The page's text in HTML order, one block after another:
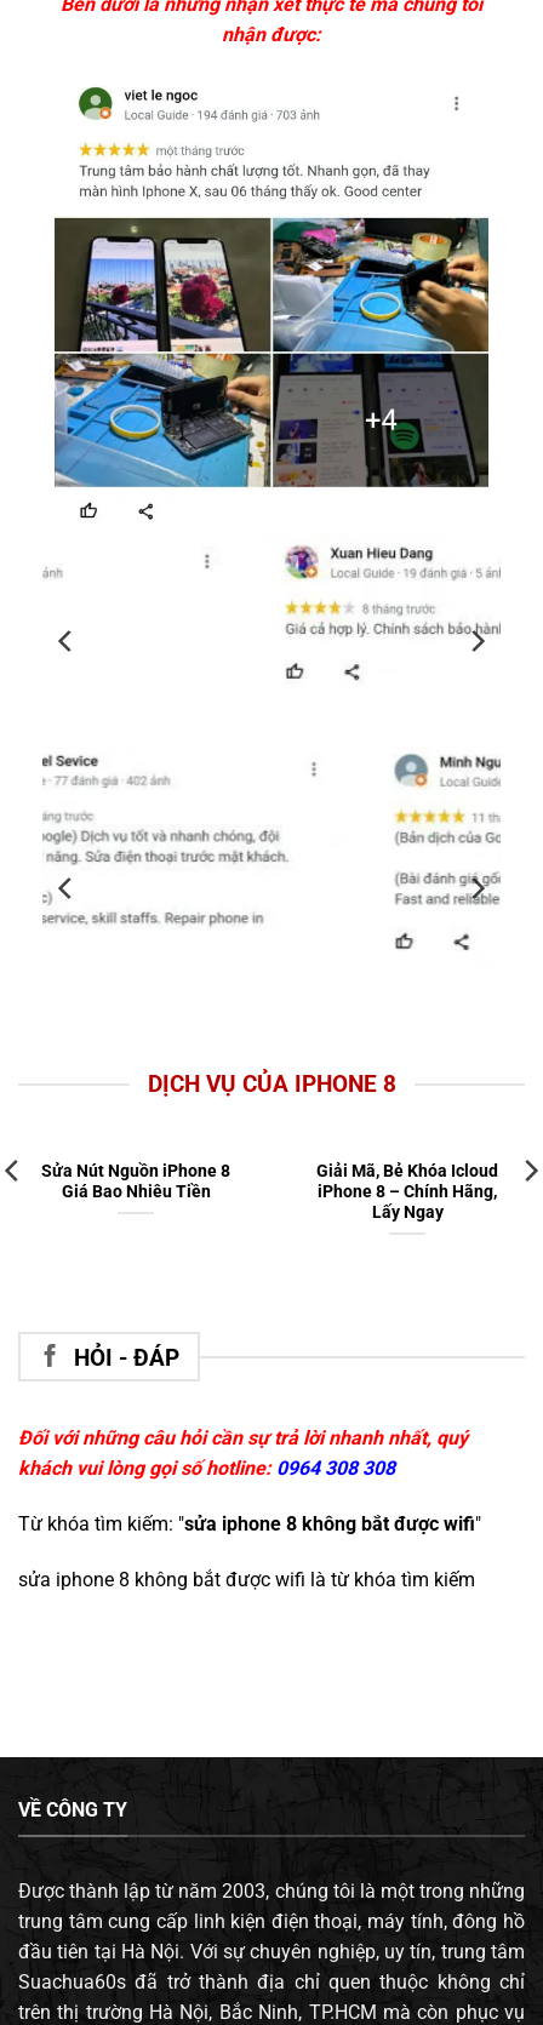
nhận được:
DỊCH VỤ CỦA IPHONE 8
Sửa Nút Nguồn iPhone 8
Giá Bao Nhiêu Tiền
Giải Mã, Bẻ Khóa Icloud
iPhone 8 – Chính Hãng,
Lấy Ngay
HỎI - ĐÁP
Đối với những câu hỏi cần sự trả lời nhanh nhất, quý
khách vui lòng gọi số hotline: 0964 308 308
Từ khóa tìm kiếm: "sửa iphone 8 không bắt được wifi"
sửa iphone 8 không bắt được wifi là từ khóa tìm kiếm
VỀ CÔNG TY
Được thành lập từ năm 2003, chúng tôi là một trong những
trung tâm cung cấp linh kiện điện thoại, máy tính, đông hồ
đầu tiên tại Hà Nội. Với sự chuyên nghiệp, uy tín, trung tâm
Suachua60s đã trở thành địa chỉ quen thuộc không chỉ
trên thị trường Hà Nội, Bắc Ninh, TP.HCM mà còn phục vụ